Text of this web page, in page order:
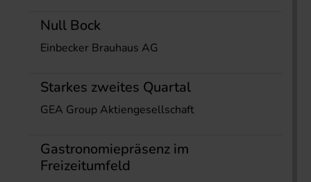
Null Bock
Einbecker Brauhaus AG
Starkes zweites Quartal
GEA Group Aktiengesellschaft
Gastronomiepräsenz im
Freizeitumfeld